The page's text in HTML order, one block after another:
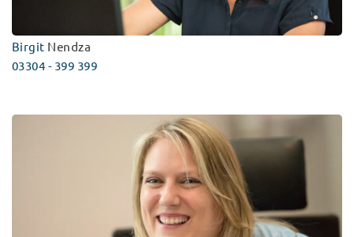
Birgit Nendza
03304 - 399 399